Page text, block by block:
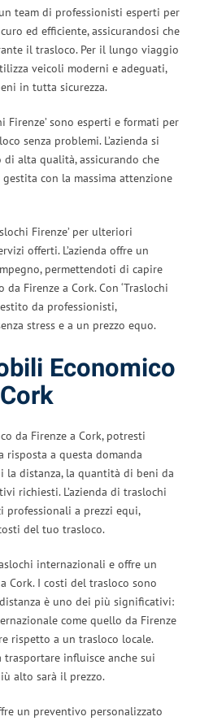
team di professionisti esperti per
ed efficiente, assicurandosi che
il trasloco. Per il lungo viaggio
veicoli moderni e adeguati,
in tutta sicurezza.
Firenze’ sono esperti e formati per
senza problemi. L’azienda si
alta qualità, assicurando che
con la massima attenzione
Firenze’ per ulteriori
offerti. L’azienda offre un
permettendoti di capire
Firenze a Cork. Con ‘Traslochi
da professionisti,
stress e a un prezzo equo.
Economico
da Firenze a Cork, potresti
risposta a questa domanda
la distanza, la quantità di beni da
richiesti. L’azienda di traslochi
professionali a prezzi equi,
del tuo trasloco.
internazionali e offre un
Cork. I costi del trasloco sono
è uno dei più significativi:
come quello da Firenze
rispetto a un trasloco locale.
influisce anche sui
alto sarà il prezzo.
un preventivo personalizzato